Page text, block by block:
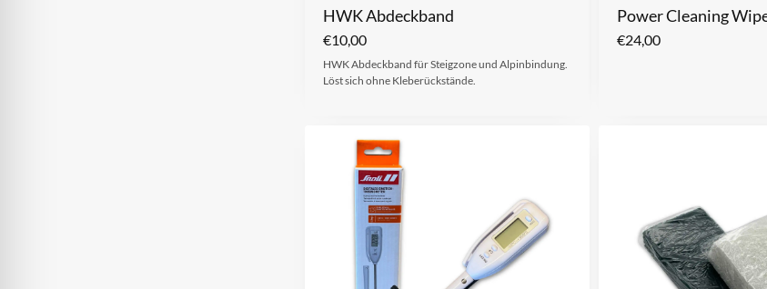
HWK Abdeckband
€10,00
HWK Abdeckband für Steigzone und Alpinbindung.
Löst sich ohne Kleberückstände.
Power Cleaning
€24,00